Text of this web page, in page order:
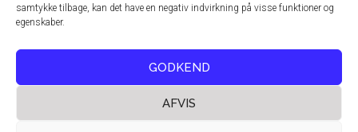
samtykke tilbage, kan det have en negativ indvirkning på visse funktioner og
egenskaber.
GODKEND
AFVIS
E-mail:info@techmedia.dk